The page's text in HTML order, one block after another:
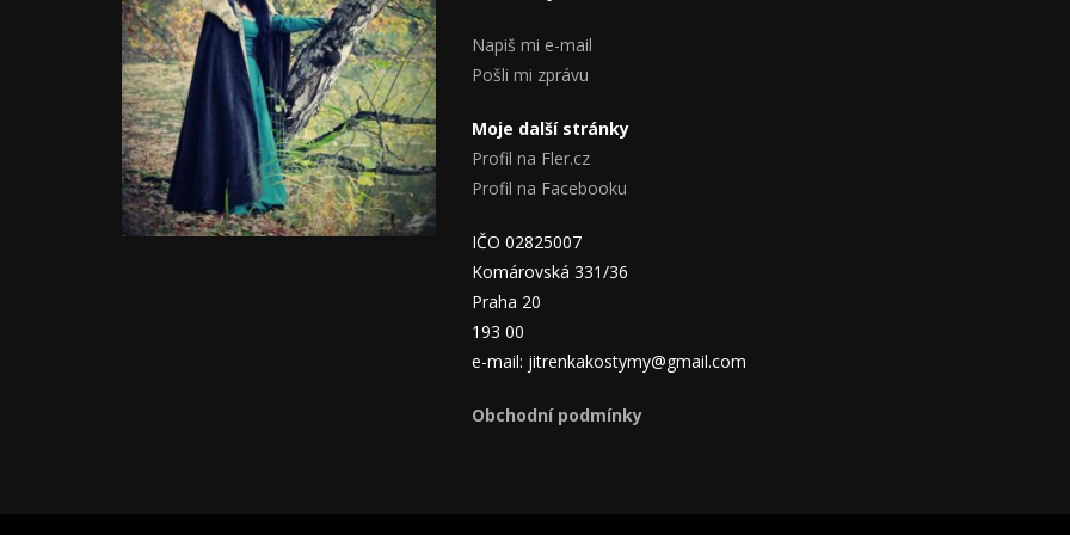
Napiš mi e-mail
Pošli mi zprávu
Moje další stránky
Profil na Fler.cz
Profil na Facebooku
IČO 02825007
Komárovská 331/36
Praha 20
193 00
e-mail: jitrenkakostymy@gmail.com
Obchodní podmínky